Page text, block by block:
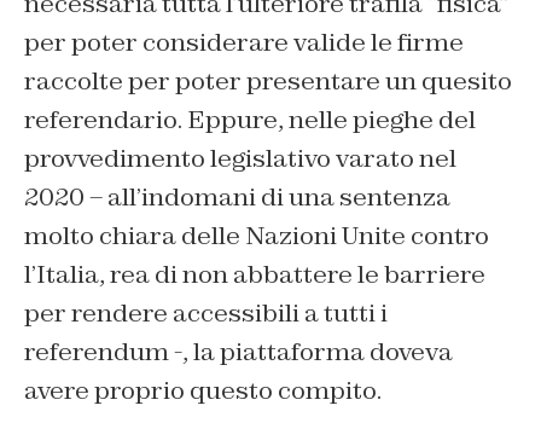
per poter considerare valide le firme
raccolte per poter presentare un quesito
referendario. Eppure, nelle pieghe del
provvedimento legislativo varato nel
2020 – all’indomani di una sentenza
molto chiara delle Nazioni Unite contro
l’Italia, rea di non abbattere le barriere
per rendere accessibili a tutti i
referendum -, la piattaforma doveva
avere proprio questo compito.